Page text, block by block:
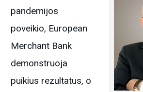
pandemijos
poveikio, European
Merchant Bank
demonstruoja
puikius rezultatus, o